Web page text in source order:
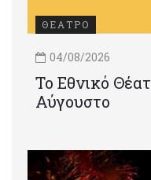
ΘΕΑΤΡΟ
04/08/2026
Το Εθνικό
Αύγουστο